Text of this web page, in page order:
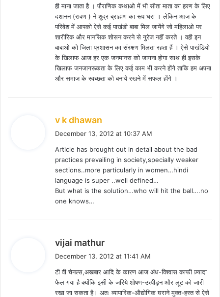
ही माना जाता है । पौराणिक कथाओ में भी सीता माता का हरण के लिए
दशानन (रावण ) ने शुद्र ब्राह्मण का रूप धरा । लेकिन आज के
परिवेश में आपको ऐसे कई पाखंडी बाबा मिल जायेंगे जो महिलाओ पर
शारीरिक और मानसिक शोसन करने से गुरेज नहीं करते । वही इन
बाबाओ को जिला प्रशासन का संरक्षण मिलता रहता हैं । ऐसे पाखंडियो
के खिलाफ आज हर एक जनमानस को जागना होगा साथ ही इसके
खिलाफ जनजागरूकता के लिए कई काम भी करने होंगे ताकि हम अपना
और समाज के स्वच्छता को बनाये रखने में सफल होंगे ।
v k dhawan
s
:
December 13, 2012 at 10:37 AM
Article has brought out in detail about the bad
practices prevailing in society,specially weaker
sections..more particularly in women…hindi
language is super ..well defined…
But what is the solution…who will hit the ball….no
one knows…
vijai mathur
s
:
December 13, 2012 at 11:41 AM
टी वी चेनल्स,अखबार आदि के कारण आज अंध-विश्वास काफी ज़्यादा
फैल गया है क्योंकि इसी के जरिये शोषण-उत्पीड़न और लूट को जारी
रखा जा सकता है। अतः व्यापारिक-औद्योगिक घराने मुक्त-हस्त से ऐसे